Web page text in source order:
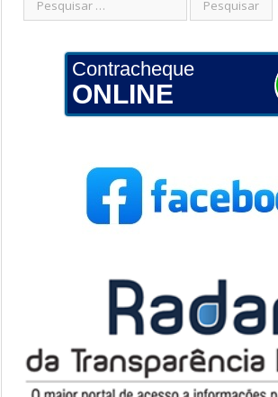
Contracheque
ONLINE